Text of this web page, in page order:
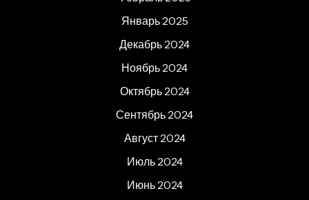
Январь 2025
Декабрь 2024
Ноябрь 2024
Октябрь 2024
Сентябрь 2024
Август 2024
Июль 2024
Июнь 2024